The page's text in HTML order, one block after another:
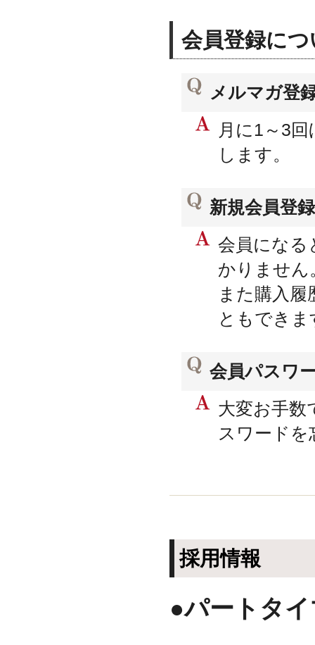
会員登録に
メルマガ登
月に1～3
します。
新規会員登
会員になる
かりません
また購入
ともできま
会員パスワ
大変お手
スワード
採用情報
●パートタ